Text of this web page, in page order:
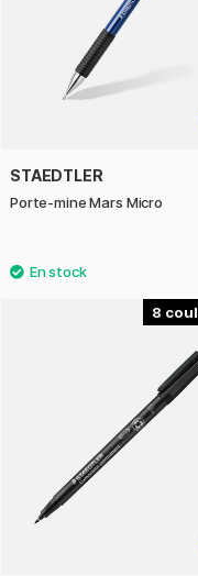
STAEDTLER
Porte-mine Mars Micro
8